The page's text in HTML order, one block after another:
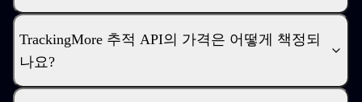
TrackingMore 추적 API의 가격은 어떻게 책정되
나요?